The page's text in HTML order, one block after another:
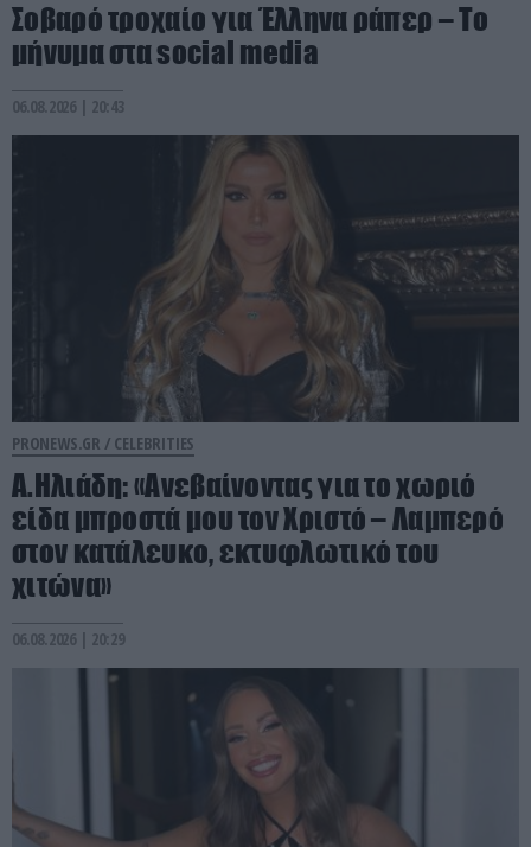
Σοβαρό τροχαίο για Έλληνα ράπερ – Το
μήνυμα στα social media
06.08.2026 | 20:43
PRONEWS.GR / CELEBRITIES
Α.Ηλιάδη: «Ανεβαίνοντας για το χωριό
είδα μπροστά μου τον Χριστό – Λαμπερό
στον κατάλευκο, εκτυφλωτικό του
χιτώνα»
06.08.2026 | 20:29